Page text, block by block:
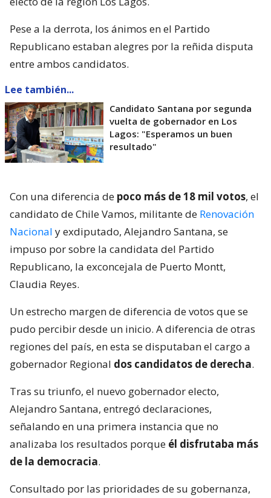
Pese a la derrota, los ánimos en el Partido
Republicano estaban alegres por la reñida disputa
entre ambos candidatos.
Lee también...
Candidato Santana por segunda
vuelta de gobernador en Los
Lagos: "Esperamos un buen
resultado"
Con una diferencia de poco más de 18 mil votos, el
candidato de Chile Vamos, militante de Renovación
Nacional y exdiputado, Alejandro Santana, se
impuso por sobre la candidata del Partido
Republicano, la exconcejala de Puerto Montt,
Claudia Reyes.
Un estrecho margen de diferencia de votos que se
pudo percibir desde un inicio. A diferencia de otras
regiones del país, en esta se disputaban el cargo a
gobernador Regional dos candidatos de derecha.
Tras su triunfo, el nuevo gobernador electo,
Alejandro Santana, entregó declaraciones,
señalando en una primera instancia que no
analizaba los resultados porque él disfrutaba más
de la democracia.
Consultado por las prioridades de su gobernanza,